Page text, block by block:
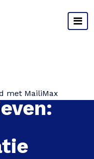
met MailiMax